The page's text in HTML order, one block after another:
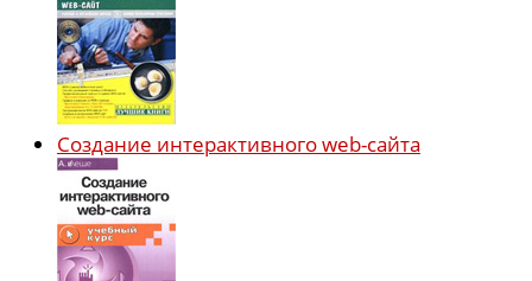
Создание интерактивного web-сайта